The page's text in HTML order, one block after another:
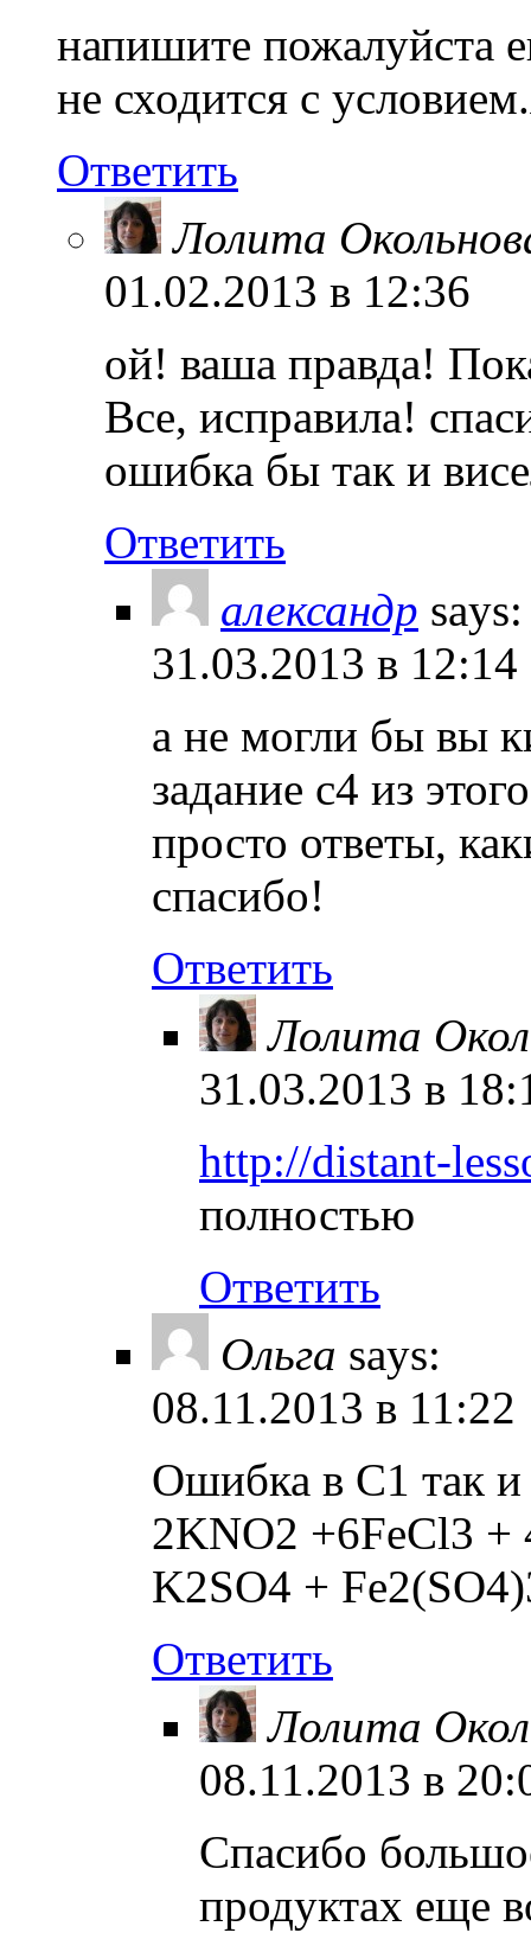
напишите пожалуйста
не сходится с
Ответить
Лолита
01.02.2013 в 12:36
ой! ваша правда!
Все, исправила!
ошибка бы так и
Ответить
александр says:
31.03.2013 в 12:14
а не могли бы вы
задание с4 из
просто ответы,
спасибо!
Ответить
Лолита
31.03.2013 в
http://distant-
полностью
Ответить
Ольга says:
08.11.2013 в 11:22
Ошибка в С1 так и
2KNO2 +6FeCl3 +
K2SO4 +
Ответить
Лолита
08.11.2013 в
Спасибо
продуктах еще